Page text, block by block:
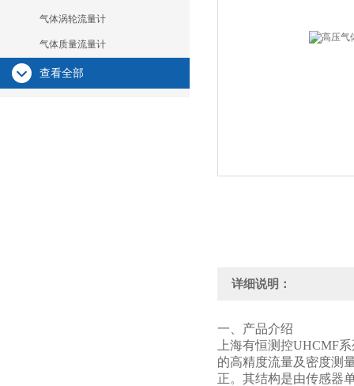
气体涡轮流量计
气体质量流量计
查看全部
详细说明：
一、产品介绍
上海有恒测控UHCMF
的高精度流量及密度测
正。其结构是由传感器